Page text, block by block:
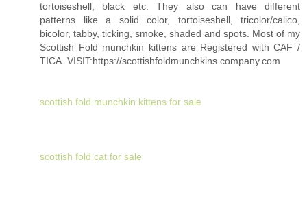
tortoiseshell, black etc. They also can have different
patterns like a solid color, tortoiseshell, tricolor/calico,
bicolor, tabby, ticking, smoke, shaded and spots. Most of my
Scottish Fold munchkin kittens are Registered with CAF /
TICA. VISIT:https://scottishfoldmunchkins.company.com
scottish fold munchkin kittens for sale
scottish fold cat for sale